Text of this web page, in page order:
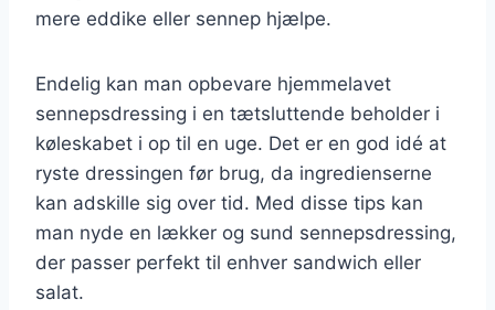
mere eddike eller sennep hjælpe.
Endelig kan man opbevare hjemmelavet
sennepsdressing i en tætsluttende beholder i
køleskabet i op til en uge. Det er en god idé at
ryste dressingen før brug, da ingredienserne
kan adskille sig over tid. Med disse tips kan
man nyde en lækker og sund sennepsdressing,
der passer perfekt til enhver sandwich eller
salat.